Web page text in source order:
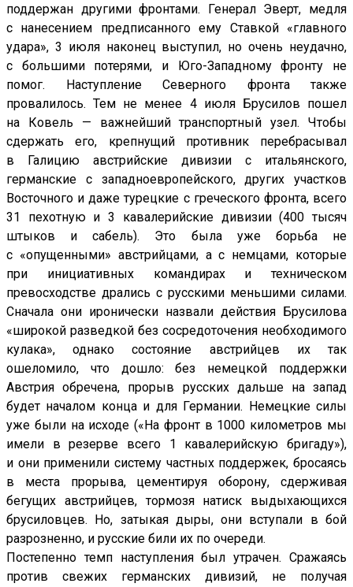
поддержан другими фронтами. Генерал Эверт, медля
с нанесением предписанного ему Ставкой «главного
удара», 3 июля наконец выступил, но очень неудачно,
с большими потерями, и Юго-Западному фронту не
помог. Наступление Северного фронта также
провалилось. Тем не менее 4 июля Брусилов пошел
на Ковель — важнейший транспортный узел. Чтобы
сдержать его, крепнущий противник перебрасывал
в Галицию австрийские дивизии с итальянского,
германские с западноевропейского, других участков
Восточного и даже турецкие с греческого фронта, всего
31 пехотную и 3 кавалерийские дивизии (400 тысяч
штыков и сабель). Это была уже борьба не
с «опущенными» австрийцами, а с немцами, которые
при инициативных командирах и техническом
превосходстве дрались с русскими меньшими силами.
Сначала они иронически назвали действия Брусилова
«широкой разведкой без сосредоточения необходимого
кулака», однако состояние австрийцев их так
ошеломило, что дошло: без немецкой поддержки
Австрия обречена, прорыв русских дальше на запад
будет началом конца и для Германии. Немецкие силы
уже были на исходе («На фронт в 1000 километров мы
имели в резерве всего 1 кавалерийскую бригаду»),
и они применили систему частных поддержек, бросаясь
в места прорыва, цементируя оборону, сдерживая
бегущих австрийцев, тормозя натиск выдыхающихся
брусиловцев. Но, затыкая дыры, они вступали в бой
разрозненно, и русские били их по очереди.
Постепенно темп наступления был утрачен. Сражаясь
против свежих германских дивизий, не получая